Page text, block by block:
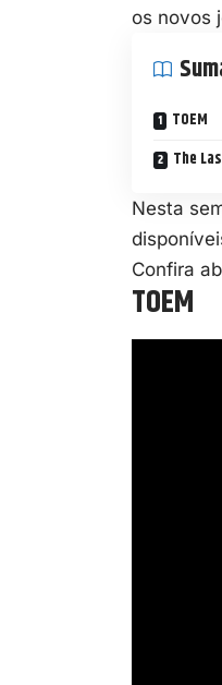
os novos
TOEM
The
Nesta
Confira
TOEM